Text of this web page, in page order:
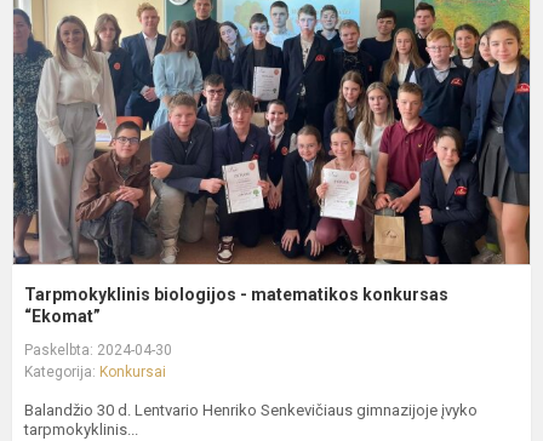
Tarpmokyklinis biologijos - matematikos konkursas
“Ekomat”
Paskelbta: 2024-04-30
Kategorija: Konkursai
Balandžio 30 d. Lentvario Henriko Senkevičiaus gimnazijoje įvyko
tarpmokyklinis...